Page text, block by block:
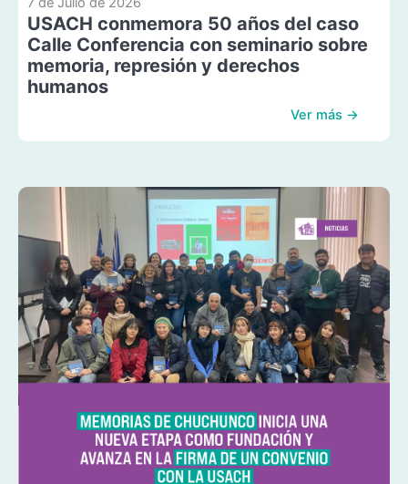
USACH conmemora 50 años del caso
Calle Conferencia con seminario sobre
memoria, represión y derechos
humanos
Ver más →